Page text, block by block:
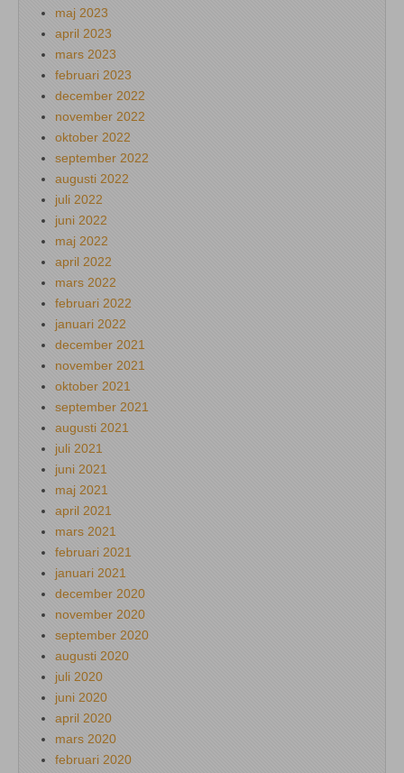
maj 2023
april 2023
mars 2023
februari 2023
december 2022
november 2022
oktober 2022
september 2022
augusti 2022
juli 2022
juni 2022
maj 2022
april 2022
mars 2022
februari 2022
januari 2022
december 2021
november 2021
oktober 2021
september 2021
augusti 2021
juli 2021
juni 2021
maj 2021
april 2021
mars 2021
februari 2021
januari 2021
december 2020
november 2020
september 2020
augusti 2020
juli 2020
juni 2020
april 2020
mars 2020
februari 2020